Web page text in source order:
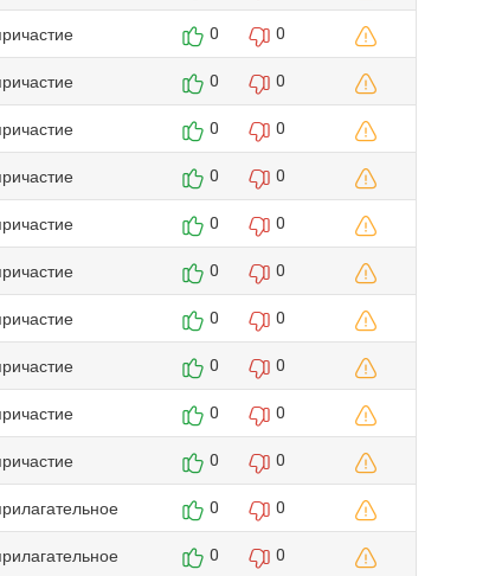
0 0
0 0
0 0
0 0
0 0
0 0
0 0
0 0
0 0
0 0
0 0
0 0